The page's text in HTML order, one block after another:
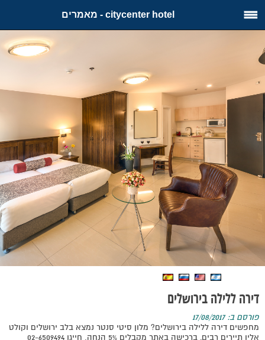
citycenter hotel - מאמרים
דירה ללילה בירושלים
פורסם ב: 17/08/2017
מחפשים דירה ללילה בירושלים? מלון סיטי סנטר נמצא בלב ירושלים וקולט
אליו תיירים רבים, ברכישה באתר מקבלים 5% הנחה. חייגו 02-6509494